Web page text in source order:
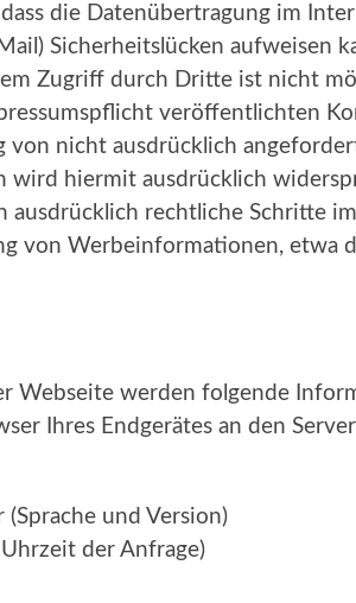
die Datenübertragung im
Sicherheitslücken aufweisen
Zugriff durch Dritte ist nicht
veröffentlichten
von nicht ausdrücklich
wird hiermit ausdrücklich
ausdrücklich rechtliche Schritte
von Werbeinformationen, etwa
Webseite werden folgende
Ihres Endgerätes an den
und Version)
der Anfrage)